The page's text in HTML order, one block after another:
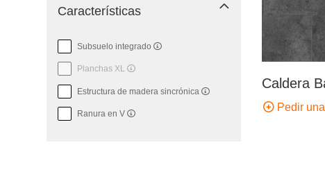
Características
Subsuelo integrado
Planchas XL
Estructura de madera sincrónica
Ranura en V
Caldera
Pedir